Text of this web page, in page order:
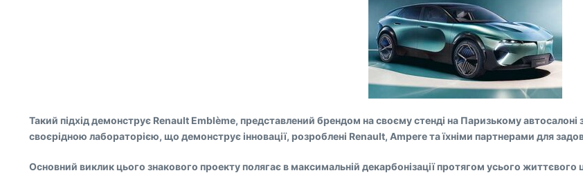
Такий підхід демонструє Renault Emblème, представлений брендом на своєму стенді на Паризькому
своєрідною лабораторією, що демонструє інновації, розроблені Renault, Ampere та їхніми партнерами для
Основний виклик цього знакового проекту полягає в максимальній декарбонізації протягом усього